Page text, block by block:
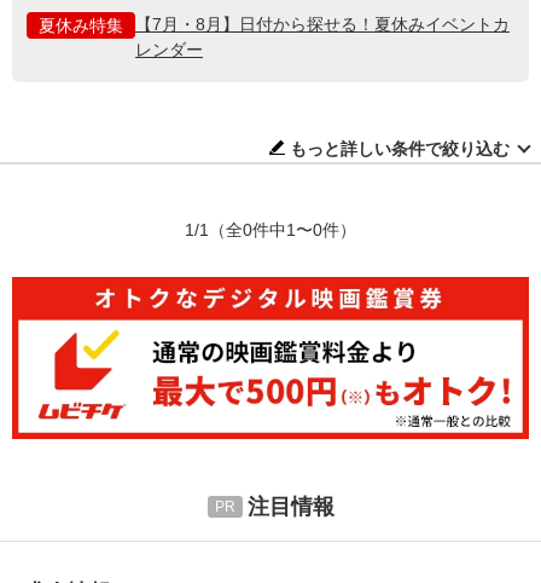
夏休み特集
【7月・8月】日付から探せる！夏休みイベントカ
レンダー
もっと詳しい条件で絞り込む
1/1 （全0件中1〜0件）
注目情報